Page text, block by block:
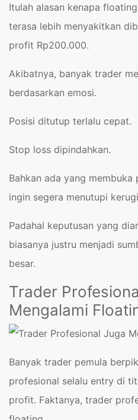
Itulah alasan kenapa
terasa lebih menyakitkan
profit Rp200.000.
Akibatnya, banyak trader
berdasarkan emosi.
Posisi ditutup terlalu cepat.
Stop loss dipindahkan.
Bahkan ada yang membuka
ingin segera menutupi
Padahal keputusan yang
biasanya justru menjadi
besar.
Trader
Mengalami
Banyak trader pemula
profesional selalu entry di
profit. Faktanya, trader